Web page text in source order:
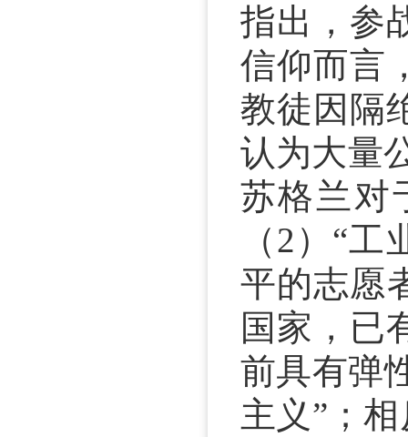
指出，参
信仰而言
教徒因隔
认为大量
苏格兰对
（2）“
平的志愿
国家，已
前具有弹
主义”；